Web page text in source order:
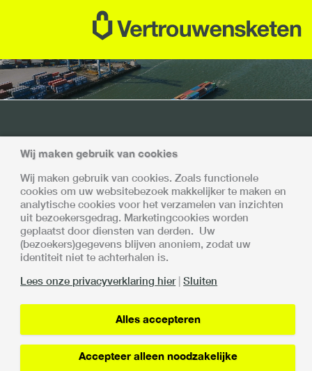
Samen sterk
opschaling van de Vertrouwensketen gefaseerd en
gecontroleerd plaatsvindt.
De Vertrouwensketen is een samenwerking van:
Privacy verklaring
Wij maken gebruik van cookies
Wij maken gebruik van cookies. Zoals functionele
cookies om uw websitebezoek makkelijker te maken en
analytische cookies voor het verzamelen van inzichten
uit bezoekersgedrag. Marketingcookies worden
geplaatst door diensten van derden. Uw
(bezoekers)gegevens blijven anoniem, zodat uw
identiteit niet te achterhalen is.
Lees onze privacyverklaring hier
|Sluiten
Alles accepteren
Accepteer alleen noodzakelijke